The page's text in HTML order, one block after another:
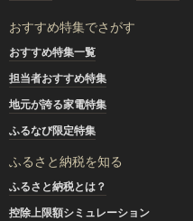
おすすめ特集でさがす
おすすめ特集一覧
担当者おすすめ特集
地元が誇る家電特集
ふるなび限定特集
ふるさと納税を知る
ふるさと納税とは？
控除上限額シミュレーション